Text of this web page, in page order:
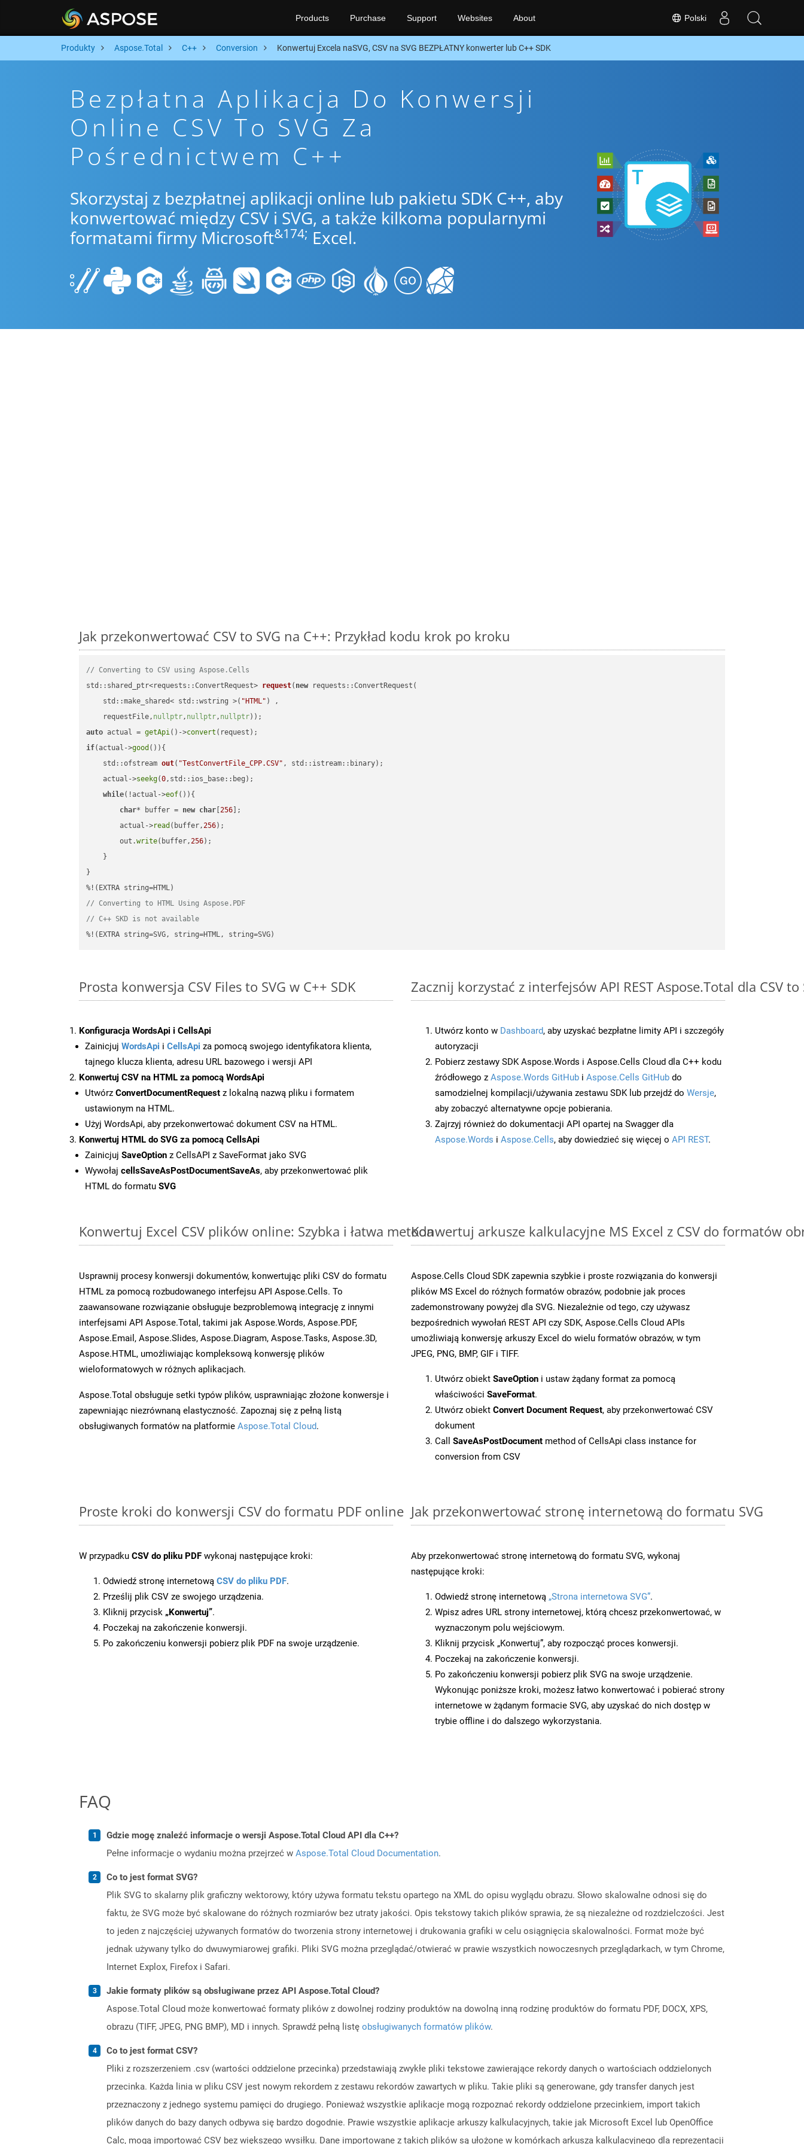
Polski
Products Purchase Support Websites About
Produkty Aspose.Total C++ Conversion Konwertuj Excela naSVG, CSV na SVG BEZPŁATNY konwerter lub C++ SDK
Bezpłatna Aplikacja Do Konwersji
Online CSV To SVG Za
Pośrednictwem C++
Skorzystaj z bezpłatnej aplikacji online lub pakietu SDK C++, aby
konwertować między CSV i SVG, a także kilkoma popularnymi
formatami firmy Microsoft&174; Excel.
Jak przekonwertować CSV to SVG na C++: Przykład kodu krok po kroku
// Converting to CSV using Aspose.Cells
std::shared_ptr<requests::ConvertRequest> request( new requests::ConvertRequest(
    std::make_shared< std::wstring >(
"HTML" ) ,
    requestFile,
nullptr, nullptr, nullptr))
auto actual = getApi()->convert
if(actual->good ()){
std::ofstream out( "TestConvertFile_CPP.CSV" , std::istream::binary) ;
    actual->
seekg(0,std::ios_base::beg);
while(!actual->eof()){
char* buffer = new char [256 ];
        actual->
read (buffer,256);
        out.
write(buffer,256);
    }
}
// Converting to HTML Using Aspose.PDF
// C++ SKD is not available
%!(EXTRA string=SVG, string=HTML, string=SVG)
Prosta konwersja CSV Files to SVG w C++ SDK
Konfiguracja WordsApi i CellsApi
Zainicjuj WordsApi i CellsApi za pomocą swojego identyfikatora klienta,
tajnego klucza klienta, adresu URL bazowego i wersji API
Konwertuj CSV na HTML za pomocą WordsApi
Utwórz ConvertDocumentRequest z lokalną nazwą pliku i formatem
ustawionym na HTML.
Użyj WordsApi, aby przekonwertować dokument CSV na HTML.
Konwertuj HTML do SVG za pomocą CellsApi
Zainicjuj SaveOption z CellsAPI z SaveFormat jako SVG
Wywołaj cellsSaveAsPostDocumentSaveAs, aby przekonwertować plik
HTML do formatu SVG
Zacznij korzystać z interfejsów API REST Aspose.Total dla CSV to
Utwórz konto w Dashboard, aby uzyskać bezpłatne limity API i szczegóły
autoryzacji
Pobierz zestawy SDK Aspose.Words i Aspose.Cells Cloud dla C++ kodu
źródłowego z Aspose.Words GitHub i Aspose.Cells GitHub do
samodzielnej kompilacji/używania zestawu SDK lub przejdź do Wersje,
aby zobaczyć alternatywne opcje pobierania.
Zajrzyj również do dokumentacji API opartej na Swagger dla
Aspose.Words i Aspose.Cells, aby dowiedzieć się więcej o API REST.
Konwertuj Excel CSV plików online: Szybka i łatwa metoda
Usprawnij procesy konwersji dokumentów, konwertując pliki CSV do formatu
HTML za pomocą rozbudowanego interfejsu API Aspose.Cells. To
zaawansowane rozwiązanie obsługuje bezproblemową integrację z innymi
interfejsami API Aspose.Total, takimi jak Aspose.Words, Aspose.PDF,
Aspose.Email, Aspose.Slides, Aspose.Diagram, Aspose.Tasks, Aspose.3D,
Aspose.HTML, umożliwiając kompleksową konwersję plików
wieloformatowych w różnych aplikacjach.
Aspose.Total obsługuje setki typów plików, usprawniając złożone konwersje i
zapewniając niezrównaną elastyczność. Zapoznaj się z pełną listą
obsługiwanych formatów na platformie Aspose.Total Cloud.
Konwertuj arkusze kalkulacyjne MS Excel z CSV do formatów
Aspose.Cells Cloud SDK zapewnia szybkie i proste rozwiązania do konwersji
plików MS Excel do różnych formatów obrazów, podobnie jak proces
zademonstrowany powyżej dla SVG. Niezależnie od tego, czy używasz
bezpośrednich wywołań REST API czy SDK, Aspose.Cells Cloud APIs
umożliwiają konwersję arkuszy Excel do wielu formatów obrazów, w tym
JPEG, PNG, BMP, GIF i TIFF.
Utwórz obiekt SaveOption i ustaw żądany format za pomocą
właściwości SaveFormat.
Utwórz obiekt Convert Document Request, aby przekonwertować CSV
dokument
Call SaveAsPostDocument method of CellsApi class instance for
conversion from CSV
Proste kroki do konwersji CSV do formatu PDF online
W przypadku CSV do pliku PDF wykonaj następujące kroki:
Odwiedź stronę internetową CSV do pliku PDF.
Prześlij plik CSV ze swojego urządzenia.
Kliknij przycisk „Konwertuj”.
Poczekaj na zakończenie konwersji.
Po zakończeniu konwersji pobierz plik PDF na swoje urządzenie.
Jak przekonwertować stronę internetową do formatu SVG
Aby przekonwertować stronę internetową do formatu SVG, wykonaj
następujące kroki:
Odwiedź stronę internetową „Strona internetowa SVG”.
Wpisz adres URL strony internetowej, którą chcesz przekonwertować, w
wyznaczonym polu wejściowym.
Kliknij przycisk „Konwertuj”, aby rozpocząć proces konwersji.
Poczekaj na zakończenie konwersji.
Po zakończeniu konwersji pobierz plik SVG na swoje urządzenie.
Wykonując poniższe kroki, możesz łatwo konwertować i pobierać strony
internetowe w żądanym formacie SVG, aby uzyskać do nich dostęp w
trybie offline i do dalszego wykorzystania.
FAQ
Gdzie mogę znaleźć informacje o wersji Aspose.Total Cloud API dla C++?
Pełne informacje o wydaniu można przejrzeć w Aspose.Total Cloud Documentation.
Co to jest format SVG?
Plik SVG to skalarny plik graficzny wektorowy, który używa formatu tekstu opartego na XML do opisu wyglądu obrazu. Słowo skalowalne odnosi się do
faktu, że SVG może być skalowane do różnych rozmiarów bez utraty jakości. Opis tekstowy takich plików sprawia, że ​​są niezależne od rozdzielczości. Jest
to jeden z najczęściej używanych formatów do tworzenia strony internetowej i drukowania grafiki w celu osiągnięcia skalowalności. Format może być
jednak używany tylko do dwuwymiarowej grafiki. Pliki SVG można przeglądać/otwierać w prawie wszystkich nowoczesnych przeglądarkach, w tym Chrome,
Internet Explox, Firefox i Safari.
Jakie formaty plików są obsługiwane przez API Aspose.Total Cloud?
Aspose.Total Cloud może konwertować formaty plików z dowolnej rodziny produktów na dowolną inną rodzinę produktów do formatu PDF, DOCX, XPS,
obrazu (TIFF, JPEG, PNG BMP), MD i innych. Sprawdź pełną listę obsługiwanych formatów plików.
Co to jest format CSV?
Pliki z rozszerzeniem .csv (wartości oddzielone przecinka) przedstawiają zwykłe pliki tekstowe zawierające rekordy danych o wartościach oddzielonych
przecinka. Każda linia w pliku CSV jest nowym rekordem z zestawu rekordów zawartych w pliku. Takie pliki są generowane, gdy transfer danych jest
przeznaczony z jednego systemu pamięci do drugiego. Ponieważ wszystkie aplikacje mogą rozpoznać rekordy oddzielone przecinkiem, import takich
plików danych do bazy danych odbywa się bardzo dogodnie. Prawie wszystkie aplikacje arkuszy kalkulacyjnych, takie jak Microsoft Excel lub OpenOffice
Calc, mogą importować CSV bez większego wysiłku. Dane importowane z takich plików są ułożone w komórkach arkusza kalkulacyjnego dla reprezentacji